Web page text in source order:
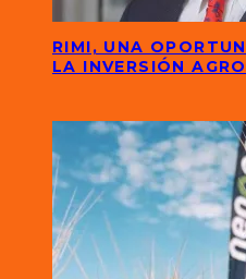
RIMI, UNA
LA INVERSIÓN